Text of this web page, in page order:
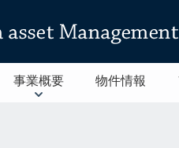
事業概要 物件情報